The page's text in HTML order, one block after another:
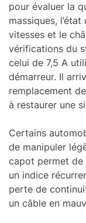
pour évaluer la
massiques,
vitesses et le
vérifications du
celui de 7,5 A
démarreur. Il
remplacement
à restaurer une
Certains
de manipuler
capot permet de
un indice
perte de
un câble en